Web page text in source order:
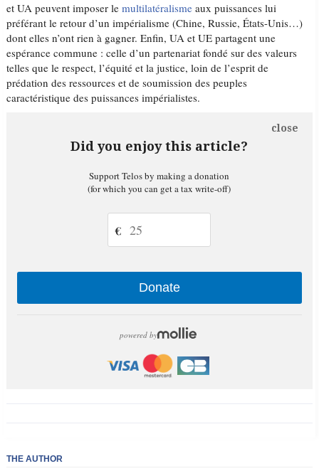
et UA peuvent imposer lemultilatéralisme aux puissances lui
préférant le retour d’un impérialisme (Chine, Russie, États-Unis…)
dont elles n’ont rien à gagner. Enfin, UA et UE partagent une
espérance commune : celle d’un partenariat fondé sur des valeurs
telles que le respect, l’équité et la justice, loin de l’esprit de
prédation des ressources et de soumission des peuples
caractéristique des puissances impérialistes.
Did you enjoy this article?
close
Support Telos by making a donation
(for which you can get a tax write-off)
€
Donate
powered by
THE AUTHOR